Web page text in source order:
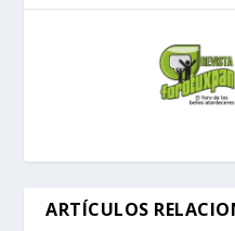
ARTÍCULOS